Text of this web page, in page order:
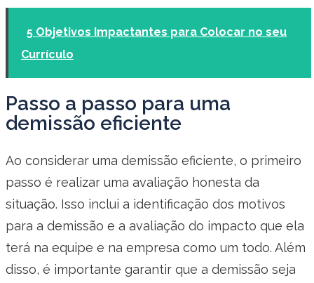
5 Objetivos Impactantes para Colocar no seu
Currículo
Passo a passo para uma
demissão eficiente
Ao considerar uma demissão eficiente, o primeiro
passo é realizar uma avaliação honesta da
situação. Isso inclui a identificação dos motivos
para a demissão e a avaliação do impacto que ela
terá na equipe e na empresa como um todo. Além
disso, é importante garantir que a demissão seja